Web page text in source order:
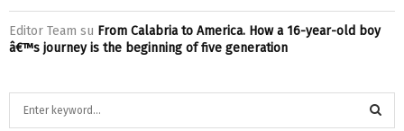
Editor Team su From Calabria to America. How a 16-year-old boy
â€™s journey is the beginning of five generation